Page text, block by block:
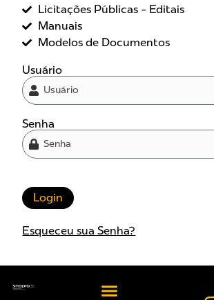
Licitações Públicas - Editais
Manuais
Modelos de Documentos
Usuário
Senha
Login
Esqueceu sua Senha?